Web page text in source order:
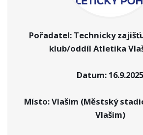
Pořadatel: Technicky
klub/oddíl Atletika
Datum: 16.9.2025
Místo: Vlašim (Městský
Vlašim)